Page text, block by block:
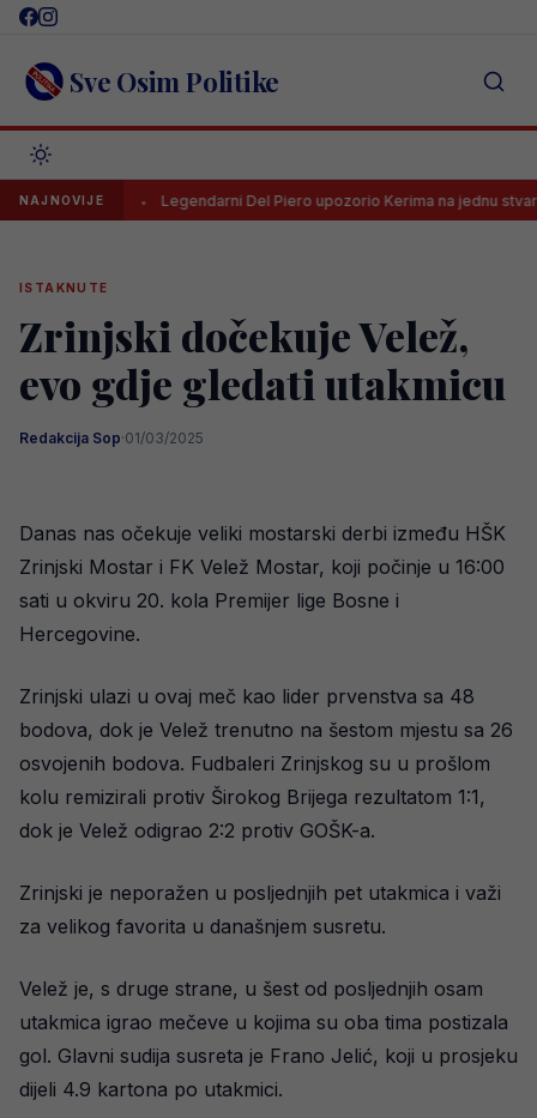
Skip
content Sve Osim Politike
NAJNOVIJE
a Legendarni Del Piero upozorio Kerima na jednu stvar
ISTAKNUTE
Zrinjski dočekuje Velež,
evo gdje gledati utakmicu
Redakcija Sop·01/03/2025
Danas nas očekuje veliki mostarski derbi između HŠK
Zrinjski Mostar i FK Velež Mostar, koji počinje u 16:00
sati u okviru 20. kola Premijer lige Bosne i
Hercegovine.
Zrinjski ulazi u ovaj meč kao lider prvenstva sa 48
bodova, dok je Velež trenutno na šestom mjestu sa 26
osvojenih bodova. Fudbaleri Zrinjskog su u prošlom
kolu remizirali protiv Širokog Brijega rezultatom 1:1,
dok je Velež odigrao 2:2 protiv GOŠK-a.
Zrinjski je neporažen u posljednjih pet utakmica i važi
za velikog favorita u današnjem susretu.
Velež je, s druge strane, u šest od posljednjih osam
utakmica igrao mečeve u kojima su oba tima postizala
gol. Glavni sudija susreta je Frano Jelić, koji u prosjeku
dijeli 4.9 kartona po utakmici.